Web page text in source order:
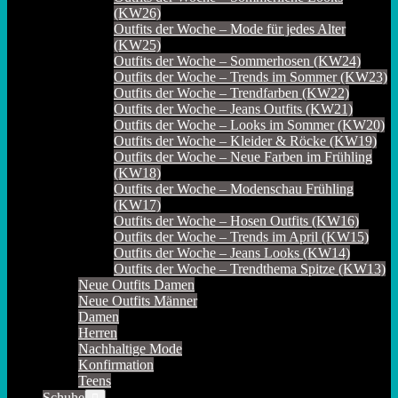
(KW26)
Outfits der Woche – Mode für jedes Alter
(KW25)
Outfits der Woche – Sommerhosen (KW24)
Outfits der Woche – Trends im Sommer (KW23)
Outfits der Woche – Trendfarben (KW22)
Outfits der Woche – Jeans Outfits (KW21)
Outfits der Woche – Looks im Sommer (KW20)
Outfits der Woche – Kleider & Röcke (KW19)
Outfits der Woche – Neue Farben im Frühling
(KW18)
Outfits der Woche – Modenschau Frühling
(KW17)
Outfits der Woche – Hosen Outfits (KW16)
Outfits der Woche – Trends im April (KW15)
Outfits der Woche – Jeans Looks (KW14)
Outfits der Woche – Trendthema Spitze (KW13)
Neue Outfits Damen
Neue Outfits Männer
Damen
Herren
Nachhaltige Mode
Konfirmation
Teens